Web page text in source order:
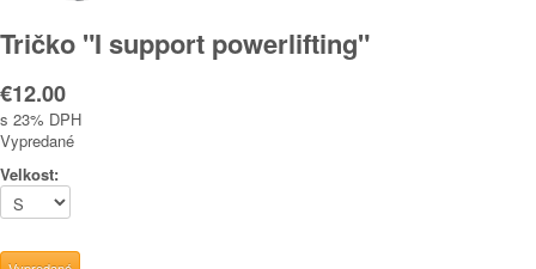
Tričko "I support powerlifting"
€12.00
s 23% DPH
Vypredané
Velkost: